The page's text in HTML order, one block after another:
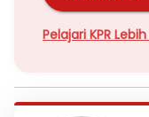
Pelajari KPR